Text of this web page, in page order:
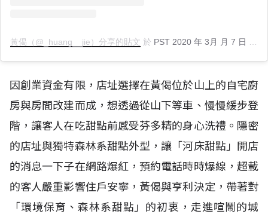
黃偈（@_huang__jie）分享的貼文 於 PST 2020 年 3月 月 7 日 上午 5:55
因創業資金有限，店址選擇在黃偈位於山上的自宅廚
房與房間改建而成，想透過從山下等車、慢慢緩步登
階，讓客人在吃甜點前感受芬多精的身心洗禮。隱密
的店址與獨特森林系甜點外型，讓「河床甜點」開店
的消息一下子在網路爆紅，預約電話時時爆線，超載
的客人嚴重影響住戶安寧，黃偈與亨利決定，帶著對
「環境保育、森林系甜點」的初衷，走進喧鬧的城